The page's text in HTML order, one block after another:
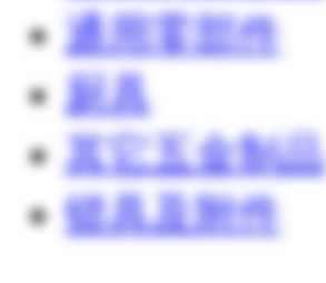
通用零部件
厨具
其它五金制品
锁具及附件